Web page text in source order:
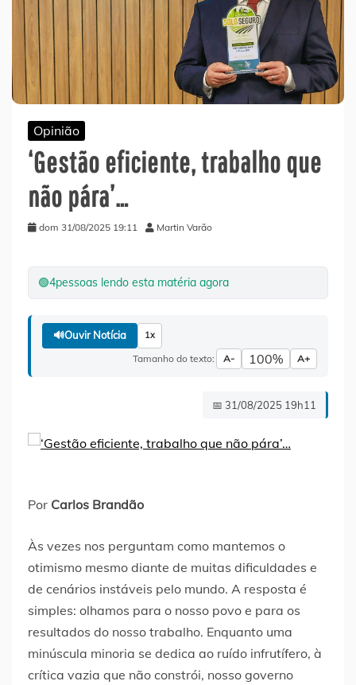
Opinião
‘Gestão eficiente, trabalho que
não pára’…
dom 31/08/2025 19:11 Martin Varão
🟢4pessoas lendo esta matéria agora
🔊Ouvir Notícia 1x
Tamanho do texto: A- 100% A+
📅 31/08/2025 19h11
Por Carlos Brandão
Às vezes nos perguntam como mantemos o
otimismo mesmo diante de muitas dificuldades e
de cenários instáveis pelo mundo. A resposta é
simples: olhamos para o nosso povo e para os
resultados do nosso trabalho. Enquanto uma
minúscula minoria se dedica ao ruído infrutífero, à
crítica vazia que não constrói, nosso governo